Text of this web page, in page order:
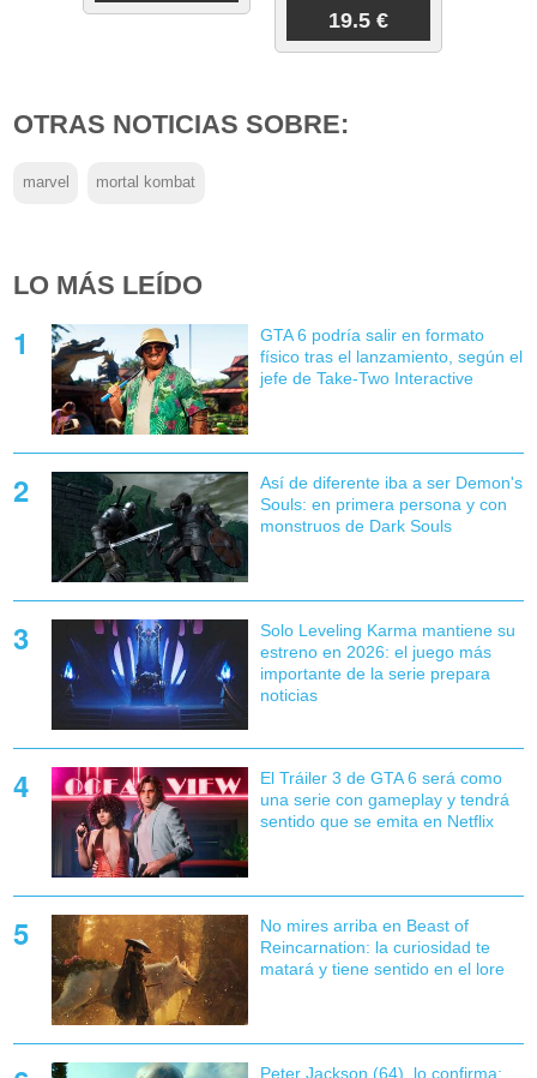
19.5 €
OTRAS NOTICIAS SOBRE:
marvel mortal kombat
LO MÁS LEÍDO
GTA 6 podría salir en formato
físico tras el lanzamiento, según el
jefe de Take-Two Interactive
Así de diferente iba a ser Demon's
Souls: en primera persona y con
monstruos de Dark Souls
Solo Leveling Karma mantiene su
estreno en 2026: el juego más
importante de la serie prepara
noticias
El Tráiler 3 de GTA 6 será como
una serie con gameplay y tendrá
sentido que se emita en Netflix
No mires arriba en Beast of
Reincarnation: la curiosidad te
matará y tiene sentido en el lore
Peter Jackson (64), lo confirma: